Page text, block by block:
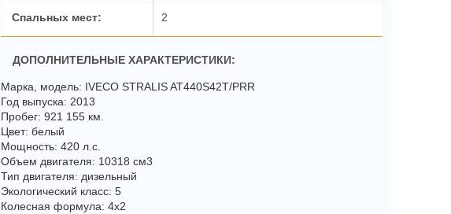
2
ДОПОЛНИТЕЛЬНЫЕ ХАРАКТЕРИСТИКИ:
Марка, модель: IVECO STRALIS AT440S42T/PRR
Год выпуска: 2013
Пробег: 921 155 км.
Цвет: белый
Мощность: 420 л.с.
Объем двигателя: 10318 см3
Тип двигателя: дизельный
Экологический класс: 5
Колесная формула: 4x2